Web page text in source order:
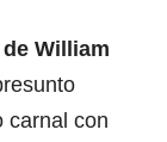
William
carnal con